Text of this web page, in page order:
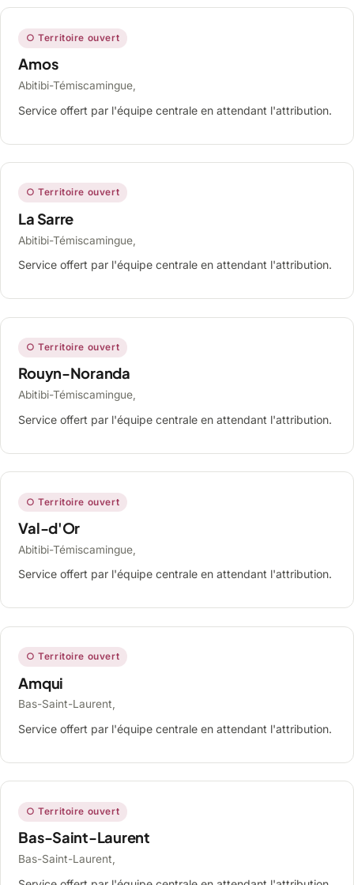
○ Territoire ouvert
Amos
Abitibi-Témiscamingue,
Service offert par l'équipe centrale en attendant l'attribution.
○ Territoire ouvert
La Sarre
Abitibi-Témiscamingue,
Service offert par l'équipe centrale en attendant l'attribution.
○ Territoire ouvert
Rouyn-Noranda
Abitibi-Témiscamingue,
Service offert par l'équipe centrale en attendant l'attribution.
○ Territoire ouvert
Val-d'Or
Abitibi-Témiscamingue,
Service offert par l'équipe centrale en attendant l'attribution.
○ Territoire ouvert
Amqui
Bas-Saint-Laurent,
Service offert par l'équipe centrale en attendant l'attribution.
○ Territoire ouvert
Bas-Saint-Laurent
Bas-Saint-Laurent,